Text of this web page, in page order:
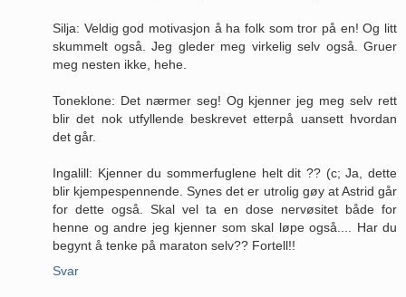
Silja: Veldig god motivasjon å ha folk som tror på en! Og litt
skummelt også. Jeg gleder meg virkelig selv også. Gruer
meg nesten ikke, hehe.
Toneklone: Det nærmer seg! Og kjenner jeg meg selv rett
blir det nok utfyllende beskrevet etterpå uansett hvordan
det går.
Ingalill: Kjenner du sommerfuglene helt dit ?? (c; Ja, dette
blir kjempespennende. Synes det er utrolig gøy at Astrid går
for dette også. Skal vel ta en dose nervøsitet både for
henne og andre jeg kjenner som skal løpe også.... Har du
begynt å tenke på maraton selv?? Fortell!!
Svar